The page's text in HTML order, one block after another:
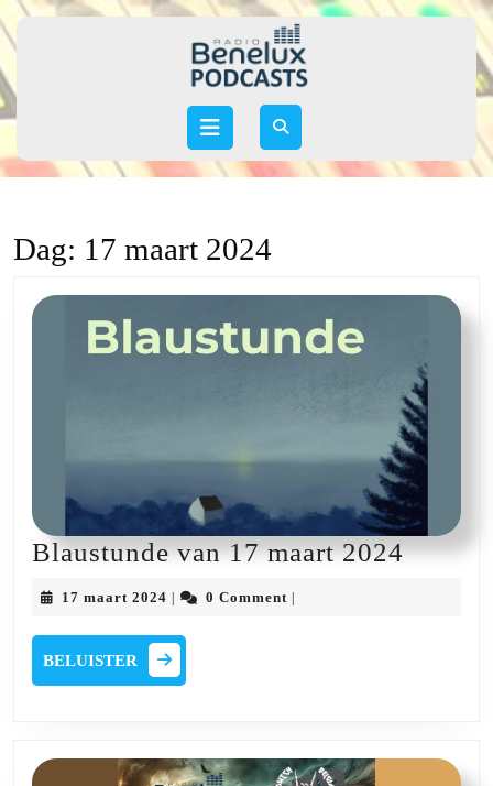
Skip
to
Open
Dag: 17 maart 2024
Blaustunde van 17 maart 2024
17 maart 2024 17
2024
0 Comment
BELUISTER